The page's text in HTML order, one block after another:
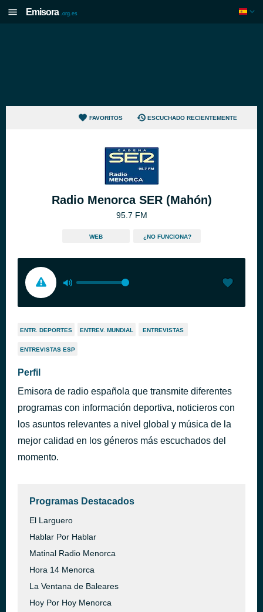
Emisora .org.es
FAVORITOS ESCUCHADO RECIENTEMENTE
Radio Menorca SER (Mahón)
95.7 FM
WEB ¿NO FUNCIONA?
ENTR. DEPORTES ENTREV. MUNDIAL ENTREVISTAS
ENTREVISTAS ESP
Perfil
Emisora de radio española que transmite diferentes
programas con información deportiva, noticieros con
los asuntos relevantes a nivel global y música de la
mejor calidad en los géneros más escuchados del
momento.
Programas Destacados
El Larguero
Hablar Por Hablar
Matinal Radio Menorca
Hora 14 Menorca
La Ventana de Baleares
Hoy Por Hoy Menorca